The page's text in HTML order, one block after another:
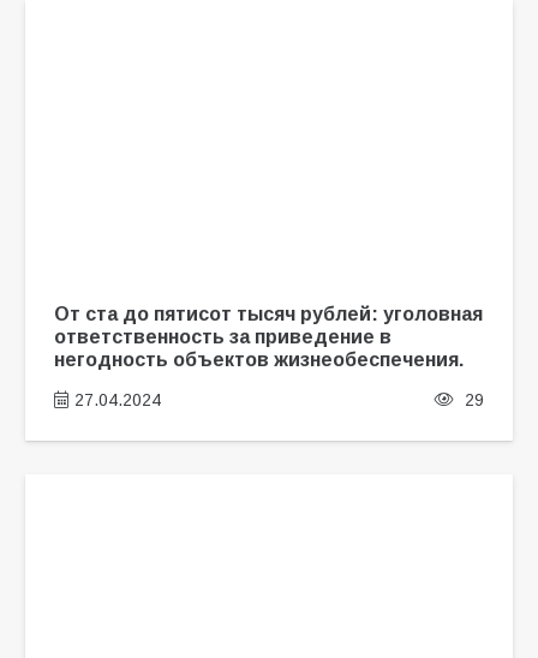
От ста до пятисот тысяч рублей: уголовная
ответственность за приведение в
негодность объектов жизнеобеспечения.
27.04.2024 29